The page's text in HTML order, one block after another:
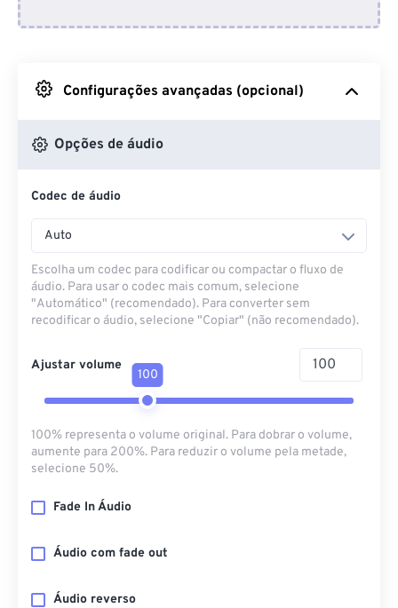
Do Google Drive
Do OneDrive
Configurações avançadas (opcional)
Opções de áudio
Codec de áudio
Auto
Escolha um codec para codificar ou compactar o fluxo de
áudio. Para usar o codec mais comum, selecione
"Automático" (recomendado). Para converter sem
recodificar o áudio, selecione "Copiar" (não recomendado).
Ajustar volume
100
100% representa o volume original. Para dobrar o volume,
aumente para 200%. Para reduzir o volume pela metade,
selecione 50%.
Fade In Áudio
Áudio com fade out
Áudio reverso